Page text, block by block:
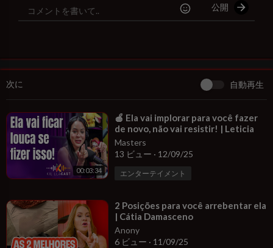
s e hábitos saudáveis para manter sua vitalidade e saúde sexual
公開
次に 自動再生
00:03:34
⁣🍎 Ela vai implorar para você fazer
de novo, não vai resistir! | Leticia
Balducci |
Masters
13 ビュー · 12/09/25
エンターテイメント
⁣2 Posições para você arrebentar ela
| Cátia Damasceno
Anony
6 ビュー · 11/09/25